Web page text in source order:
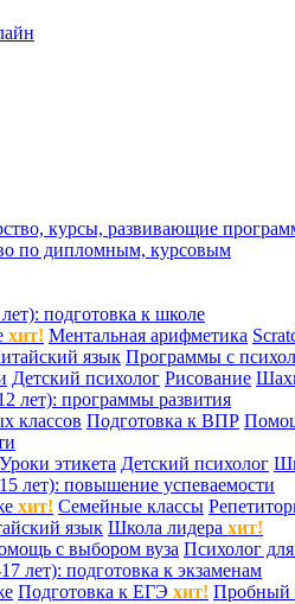
курсы, развивающие
по дипломным, курсовым
подготовка к школе
хит! Ментальная арифметика
язык Программы с
Детский психолог Рисование
лет): программы развития
классов Подготовка к ВПР
Уроки этикета Детский психолог
лет): повышение успеваемости
хит! Семейные классы
язык Школа лидера хит!
с выбором вуза Психолог
лет): подготовка к экзаменам
Подготовка к ЕГЭ хит! Пробный